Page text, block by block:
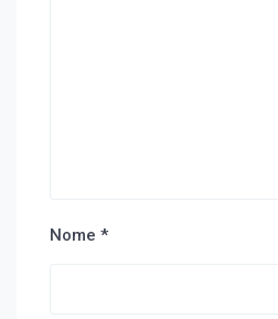
Nome *